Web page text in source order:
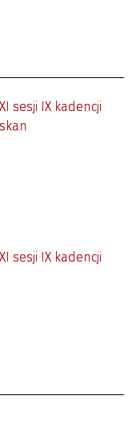
sesji IX kadencji
sesji IX kadencji